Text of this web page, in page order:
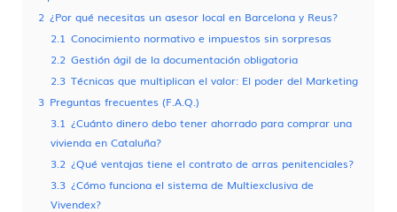
2 ¿Por qué necesitas un asesor local en Barcelona y Reus?
2.1 Conocimiento normativo e impuestos sin sorpresas
2.2 Gestión ágil de la documentación obligatoria
2.3 Técnicas que multiplican el valor: El poder del Marketing
3 Preguntas frecuentes (F.A.Q.)
3.1 ¿Cuánto dinero debo tener ahorrado para comprar una
vivienda en Cataluña?
3.2 ¿Qué ventajas tiene el contrato de arras penitenciales?
3.3 ¿Cómo funciona el sistema de Multiexclusiva de
Vivendex?